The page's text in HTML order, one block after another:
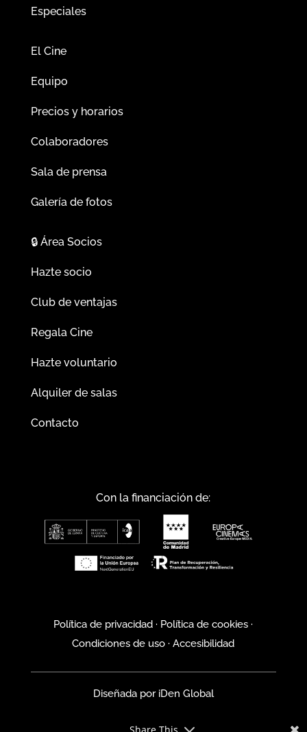
Especiales
El Cine
Equipo
Precios y horarios
Colaboradores
Sala de prensa
Galería de fotos
🔒Área Socios
Hazte socio
Club de ventajas
Regala Cine
Hazte voluntario
Alquiler de salas
Contacto
Con la financiación de:
Política de privacidad · Política de cookies ·
Condiciones de uso ·Accesibilidad
Diseñada poriDen Global